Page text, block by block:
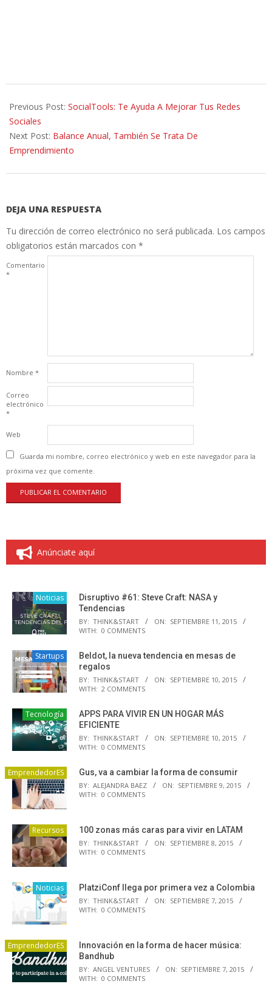
01-
06
Previous Post: SocialTools: Te Ayuda A Mejorar Tus Redes
Sociales
Next Post: Balance Anual, También Se Trata De
Emprendimiento
DEJA UNA RESPUESTA
Tu dirección de correo electrónico no será publicada. Los campos
obligatorios están marcados con *
Comentario
*
Nombre *
Correo
electrónico
*
Web
Guarda mi nombre, correo electrónico y web en este navegador para la
próxima vez que comente.
Anúnciate aquí
Noticias
Disruptivo #61: Steve Craft: NASA y
Tendencias
BY: THINK&START ON: SEPTIEMBRE 11, 2015
WITH: 0 COMMENTS
Startups
Beldot, la nueva tendencia en mesas de
regalos
BY: THINK&START ON: SEPTIEMBRE 10, 2015
WITH: 2 COMMENTS
Tecnología
APPS PARA VIVIR EN UN HOGAR MÁS
EFICIENTE
BY: THINK&START ON: SEPTIEMBRE 10, 2015
WITH: 0 COMMENTS
EmprendedorES Gus, va a cambiar la forma de consumir
BY: ALEJANDRA BAEZ ON: SEPTIEMBRE 9, 2015
WITH: 0 COMMENTS
Recursos 100 zonas más caras para vivir en LATAM
BY: THINK&START ON: SEPTIEMBRE 8, 2015
WITH: 0 COMMENTS
Noticias PlatziConf llega por primera vez a Colombia
BY: THINK&START ON: SEPTIEMBRE 7, 2015
WITH: 0 COMMENTS
EmprendedorES
Innovación en la forma de hacer música:
Bandhub
BY: ANGEL VENTURES ON: SEPTIEMBRE 7, 2015
WITH: 0 COMMENTS